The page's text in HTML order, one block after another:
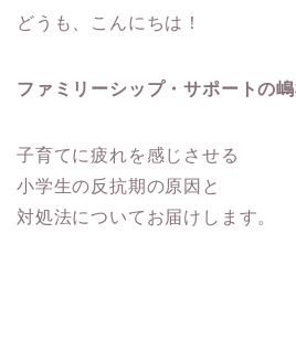
どうも、こんにちは！
ファミリーシップ・サポートの嶋
子育てに疲れを感じさせる
小学生の反抗期の原因と
対処法についてお届けします。